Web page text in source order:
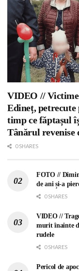
VIDEO //
Edineț,
timp ce făptașul
Tânărul revenise
0 SHARES
FOTO //
de ani și-a
0 SHARES
VIDEO //
murit înainte
rudele
0 SHARES
Pericol de